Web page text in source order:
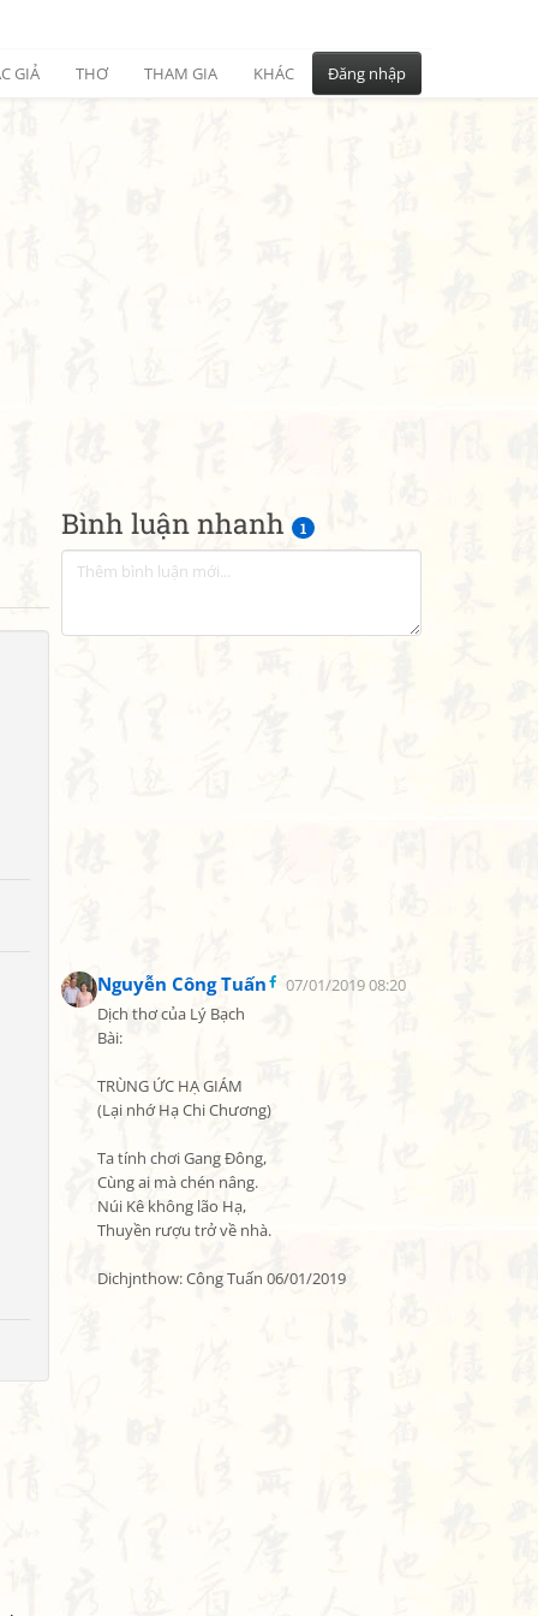
GIẢ THƠ THAM GIA KHÁC Đăng nhập
Bình luận nhanh 1
Nguyễn Công Tuấn
07/01/2019 08:20
Dịch thơ của Lý Bạch
Bài:
TRÙNG ỨC HẠ GIÁM
(Lại nhớ Hạ Chi Chương)
Ta tính chơi Gang Đông,
Cùng ai mà chén nâng.
Núi Kê không lão Hạ,
Thuyền rượu trở về nhà.
Dichjnthow: Công Tuấn 06/01/2019